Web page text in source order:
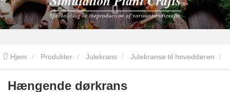
Hjem Produkter Julekrans Julekranse til hoveddøren
Hængende dørkrans
Hængende dørkrans